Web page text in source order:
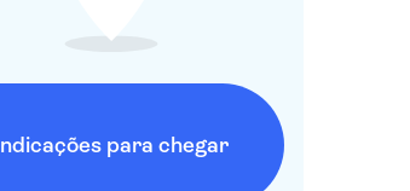
Indicações para chegar